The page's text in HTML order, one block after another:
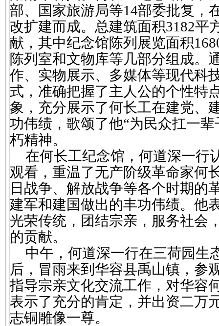
部、国家旅游局等14部委批复，
改扩建而成。总建筑面积3182平
献，其中纪念馆陈列展览面积
陈列室和文物库等几部分组成。
作、实物展示、多媒体等现代科
式，准确把握了主人公的个性特
象，充分展示了何长工在建党、
功伟绩，歌颂了他“为民众扛一
朽精神。
在何长工纪念馆，何道深一行
观看，重温了无产阶级革命家何
日战争、解放战争等各个时期的
建军和建国做出的丰功伟绩。他
光荣传统，团结宗亲，服务社会
的贡献。
中午，何道深一行在三荷园生
后，冒雨来到华容县禹山镇，参
指导宗亲文化交流工作，对华容
表示了充分的肯定，并出资二万
志铜雕像一尊。